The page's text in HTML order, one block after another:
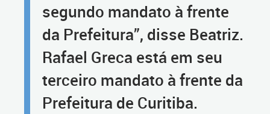
segundo mandato à frente
da Prefeitura”, disse Beatriz.
Rafael Greca está em seu
terceiro mandato à frente da
Prefeitura de Curitiba.